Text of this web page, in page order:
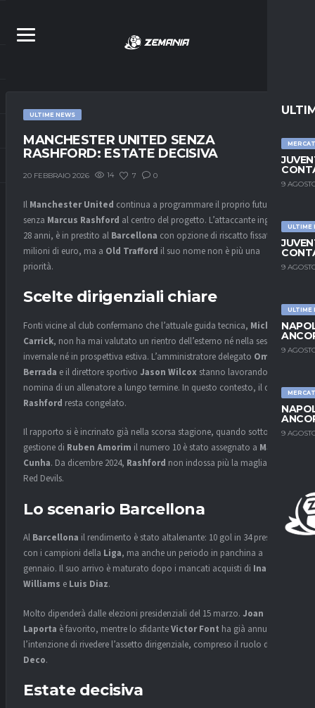
9
ULTIME
9
ULTIME
9
9
ULTIME NEWS
MANCHESTER UNITED SENZA
RASHFORD: ESTATE DECISIVA
20 FEBBRAIO 2026 14 7 0
Il Manchester United continua a programmare il proprio futuro
senza Marcus Rashford al centro del progetto. L’attaccante inglese,
28 anni, è in prestito al Barcellona con opzione di riscatto fissata a 30
milioni di euro, ma a Old Trafford il suo nome non è più una
priorità.
Scelte dirigenziali chiare
Fonti vicine al club confermano che l’attuale guida tecnica, Michael
Carrick, non ha mai valutato un rientro dell’esterno né nella sessione
invernale né in prospettiva estiva. L’amministratore delegato Omar
Berrada e il direttore sportivo Jason Wilcox stanno lavorando alla
nomina di un allenatore a lungo termine. In questo contesto, il dossier
Rashford resta congelato.
Il rapporto si è incrinato già nella scorsa stagione, quando sotto la
gestione di Ruben Amorim il numero 10 è stato assegnato a Mateus
Cunha. Da dicembre 2024, Rashford non indossa più la maglia dei
Red Devils.
Lo scenario Barcellona
Al Barcellona il rendimento è stato altalenante: 10 gol in 34 presenze
con i campioni della Liga, ma anche un periodo in panchina a
gennaio. Il suo arrivo è maturato dopo i mancati acquisti di Inaki
Williams e Luis Diaz.
Molto dipenderà dalle elezioni presidenziali del 15 marzo. Joan
Laporta è favorito, mentre lo sfidanteVictor Font ha già annunciato
l’intenzione di rivedere l’assetto dirigenziale, compreso il ruolo di
Deco.
Estate decisiva